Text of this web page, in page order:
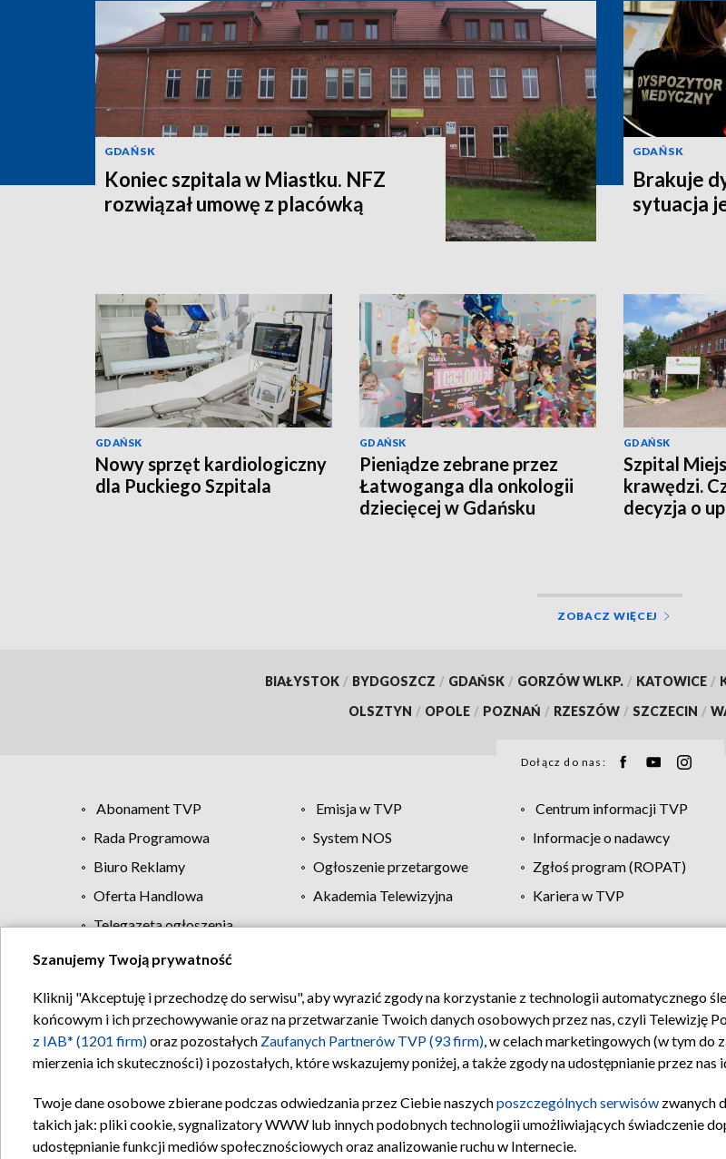
GDAŃSK
Koniec szpitala w Miastku. NFZ
rozwiązał umowę z placówką
GDAŃSK
Brakuje
sytuacja
GDAŃSK
Nowy sprzęt kardiologiczny
dla Puckiego Szpitala
GDAŃSK
Pieniądze zebrane przez
Łatwoganga dla onkologii
dziecięcej w Gdańsku
GDAŃSK
Szpital
krawędzi.
decyzja o
ZOBACZ WIĘCEJ
BIAŁYSTOK / BYDGOSZCZ / GDAŃSK / GORZÓW WLKP. / KATOWICE /
OLSZTYN / OPOLE / POZNAŃ / RZESZÓW / SZCZECIN /
Dołącz do nas:
Abonament TVP Emisja w TVP Centrum informacji TVP
Rada Programowa
System NOS Informacje o nadawcy
Biuro Reklamy
Ogłoszenie przetargowe Zgłoś program (ROPAT)
Oferta Handlowa
Akademia Telewizyjna Kariera w TVP
Telegazeta ogłoszenia
Regulamin TVP Polityka prywatności Moje zgody Pomoc
Szanujemy Twoją prywatność
Kliknij "Akceptuję i przechodzę do serwisu", aby wyrazić zgody na korzystanie z technologii automatycznego
końcowym i ich przechowywanie oraz na przetwarzanie Twoich danych osobowych przez nas, czyli Telewizję
z IAB* (1201 firm)oraz pozostałych Zaufanych Partnerów TVP (93 firm), w celach marketingowych (w tym do
mierzenia ich skuteczności) i pozostałych, które wskazujemy poniżej, a także zgody na udostępnianie przez
Twoje dane osobowe zbierane podczas odwiedzania przez Ciebie naszychposzczególnych serwisów zwanych
takich jak: pliki cookie, sygnalizatory WWW lub innych podobnych technologii umożliwiających świadczenie
udostępnianie funkcji mediów społecznościowych oraz analizowanie ruchu w Internecie.